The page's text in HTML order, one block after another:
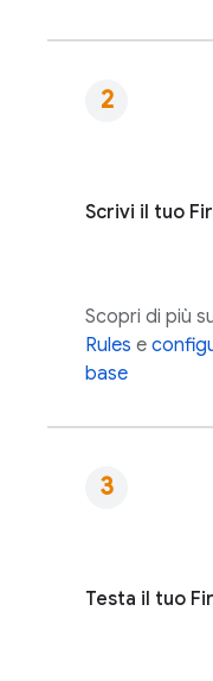
Scrivi il tuo
Scopri di più
Rules e
base
Testa il tuo